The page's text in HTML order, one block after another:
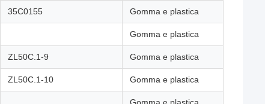
35C0155 Gomma e plastica
Gomma e plastica
ZL50C.1-9 Gomma e plastica
ZL50C.1-10 Gomma e plastica